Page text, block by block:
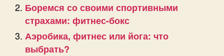
Боремся со своими спортивными
страхами: фитнес-бокс
Аэробика, фитнес или йога: что
выбрать?